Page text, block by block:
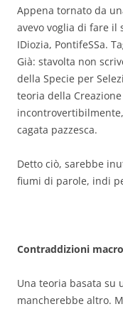
Appena tornato da
avevo voglia di fare il
IDiozia, PontifeSSa.
Già: stavolta non
della Specie per
teoria della
cagata pazzesca.
Detto ciò, sarebbe
fiumi di parole, indi
Contraddizioni
Una teoria basata su
mancherebbe altro.